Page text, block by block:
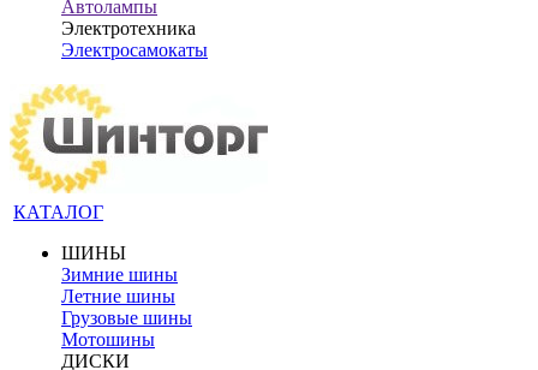
Автолампы
Электротехника
Электросамокаты
КАТАЛОГ
ШИНЫ
Зимние шины
Летние шины
Грузовые шины
Мотошины
ДИСКИ